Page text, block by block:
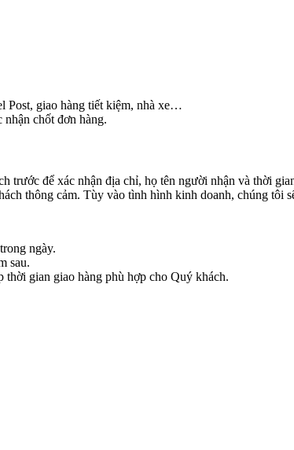
Post, giao hàng tiết kiệm, nhà xe…
chốt đơn hàng.
trước để xác nhận địa chỉ, họ tên người nhận và thời
thông cảm. Tùy vào tình hình kinh doanh, chúng tôi
ngày.
sau.
thời gian giao hàng phù hợp cho Quý khách.